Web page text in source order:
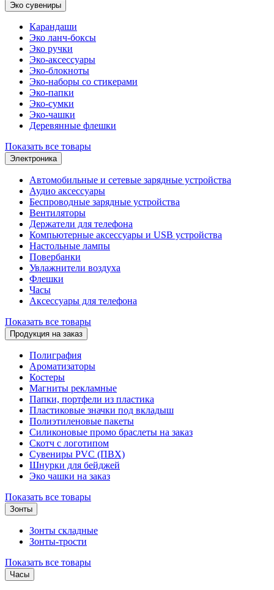
Эко сувениры
Карандаши
Эко ланч-боксы
Эко ручки
Эко-аксессуары
Эко-блокноты
Эко-наборы со стикерами
Эко-папки
Эко-сумки
Эко-чашки
Деревянные флешки
Показать все товары
Электроника
Автомобильные и сетевые зарядные устройства
Аудио аксессуары
Беспроводные зарядные устройства
Вентиляторы
Держатели для телефона
Компьютерные аксессуары и USB устройства
Настольные лампы
Повербанки
Увлажнители воздуха
Флешки
Часы
Аксессуары для телефона
Показать все товары
Продукция на заказ
Полиграфия
Ароматизаторы
Костеры
Магниты рекламные
Папки, портфели из пластика
Пластиковые значки под вкладыш
Полиэтиленовые пакеты
Силиконовые промо браслеты на заказ
Скотч с логотипом
Сувениры PVC (ПВХ)
Шнурки для бейджей
Эко чашки на заказ
Показать все товары
Зонты
Зонты складные
Зонты-трости
Показать все товары
Часы